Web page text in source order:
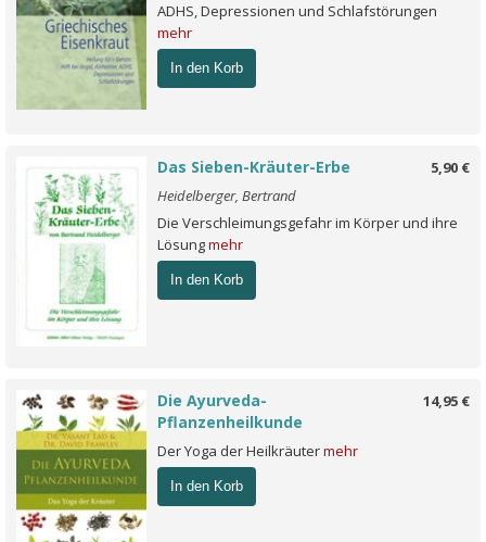
ADHS, Depressionen und Schlafstörungen
mehr
In den Korb
5,90 €
Das Sieben-Kräuter-Erbe
Heidelberger, Bertrand
Die Verschleimungsgefahr im Körper und ihre
Lösungmehr
In den Korb
14,95 €
Die Ayurveda-
Pflanzenheilkunde
Der Yoga der Heilkräutermehr
In den Korb